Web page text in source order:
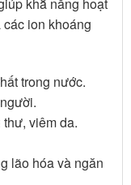
khẳ năng hoạt
ion khoáng
trong nước.
viêm da.
lão hóa và ngăn